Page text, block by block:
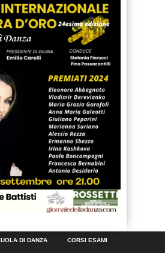
DI DANZA CORSI ESAMI
PREMIO GINESTRA D’ORO
MAESTRI OSPITI CONTATTI